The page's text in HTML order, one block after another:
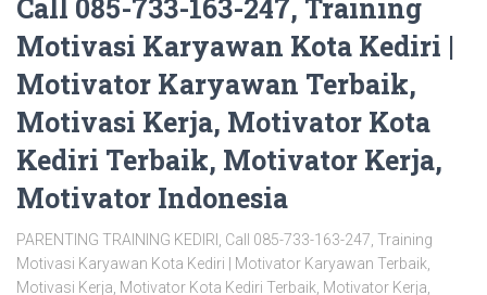
Call 085-733-163-247, Training
Motivasi Karyawan Kota Kediri |
Motivator Karyawan Terbaik,
Motivasi Kerja, Motivator Kota
Kediri Terbaik, Motivator Kerja,
Motivator Indonesia
PARENTING TRAINING KEDIRI, Call 085-733-163-247, Training
Motivasi Karyawan Kota Kediri | Motivator Karyawan Terbaik,
Motivasi Kerja, Motivator Kota Kediri Terbaik, Motivator Kerja,